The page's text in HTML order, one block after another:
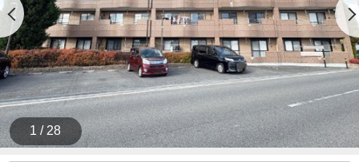
1 / 28